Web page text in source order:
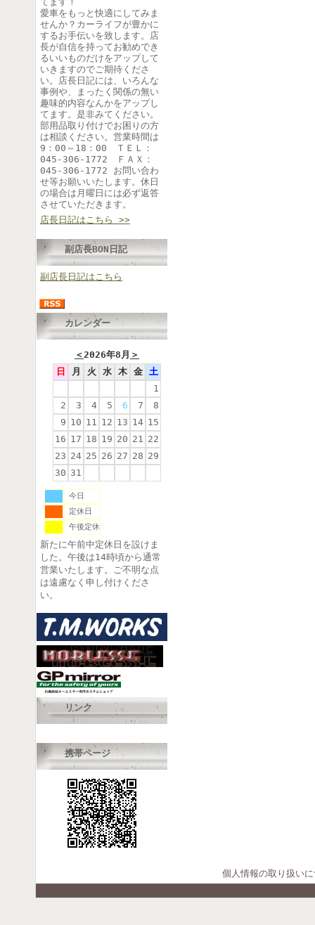
愛車をもっと快適にしてみま
せんか？カーライフが豊かに
するお手伝いを致します。店
長が自信を持ってお勧めでき
るいいものだけをアップして
いきますのでご期待くださ
い。店長日記には、いろんな
事例や、まったく関係の無い
趣味的内容なんかをアップし
てます。是非みてください。
部用品取り付けでお困りの方
は相談ください。営業時間は
9：00～18：00 ＴＥＬ：
045-306-1772 ＦＡＸ：
045-306-1772 お問い合わ
せ等お願いいたします。休日
の場合は月曜日には必ず返答
させていただきます。
店長日記はこちら >>
副店長BON日記
副店長日記はこちら
カレンダー
＜2026年8月 ＞
日
月 火 水 木 金
土
1
2
3 4 5 6 7
8
9 10 11 12 13 14 15
16 17 18 19 20 21 22
23 24 25 26 27 28 29
30 31
今日
定休日
午後定休
新たに午前中定休日を設けま
した。午後は14時頃から通常
営業いたします。ご不明な点
は遠慮なく申し付けくださ
い。
リンク
携帯ページ
個人情報の取り扱い